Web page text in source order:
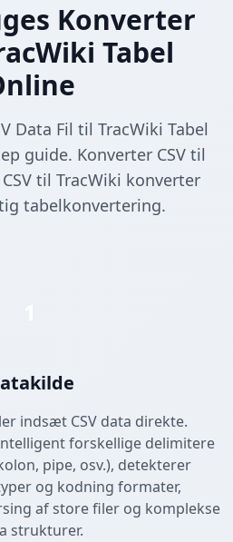
Konverter
Tabel
Data Fil til TracWiki Tabel
guide. Konverter CSV til
til TracWiki konverter
tabelkonvertering.
indsæt CSV data direkte.
forskellige delimitere
pipe, osv.), detekterer
og kodning formater,
af store filer og komplekse
strukturer.